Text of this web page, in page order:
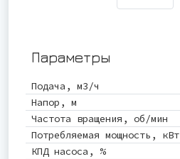
Параметры
Подача, м3/ч
Напор, м
Частота вращения, об/мин
Потребляемая мощность, кВт
КПД насоса, %